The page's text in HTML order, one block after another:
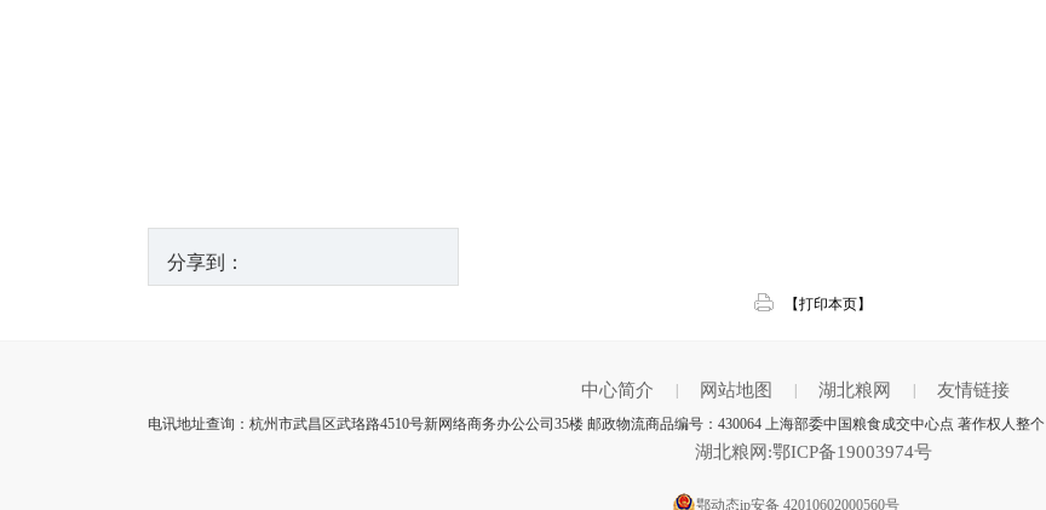
分享到：
【打印本页】
中心简介 网站地图 湖北粮网 友情链接
电讯地址查询：杭州市武昌区武珞路4510号新网络商务办公公司35楼 邮政物流商品编号：430064 上海部委中国粮食成交中心点 著作权人整个
湖北粮网:鄂ICP备19003974号
鄂动态ip安备 42010602000560号